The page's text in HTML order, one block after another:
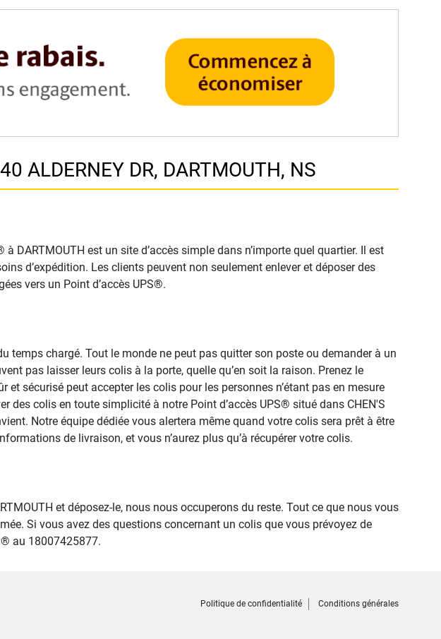
ALDERNEY DR, DARTMOUTH, NS
DARTMOUTH est un site d’accès simple dans n’importe quel quartier. Il est
d’expédition. Les clients peuvent non seulement enlever et déposer des
vers un Point d’accès UPS®.
temps chargé. Tout le monde ne peut pas quitter son poste ou demander à un
pas laisser leurs colis à la porte, quelle qu’en soit la raison. Prenez le
sécurisé peut accepter les colis pour les personnes n’étant pas en mesure
des colis en toute simplicité à notre Point d’accès UPS® situé dans CHEN'S
Notre équipe dédiée vous alertera même quand votre colis sera prêt à être
de livraison, et vous n’aurez plus qu’à récupérer votre colis.
et déposez-le, nous nous occuperons du reste. Tout ce que nous vous
Si vous avez des questions concernant un colis que vous prévoyez de
au 18007425877.
Politique de confidentialité Conditions générales